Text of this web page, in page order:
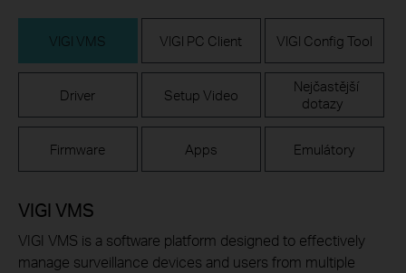
VIGI VMS VIGI PC Client VIGI Config Tool
Driver Setup Video
Nejčastější
dotazy
Firmware Apps Emulátory
VIGI VMS
VIGI VMS is a software platform designed to effectively
manage surveillance devices and users from multiple